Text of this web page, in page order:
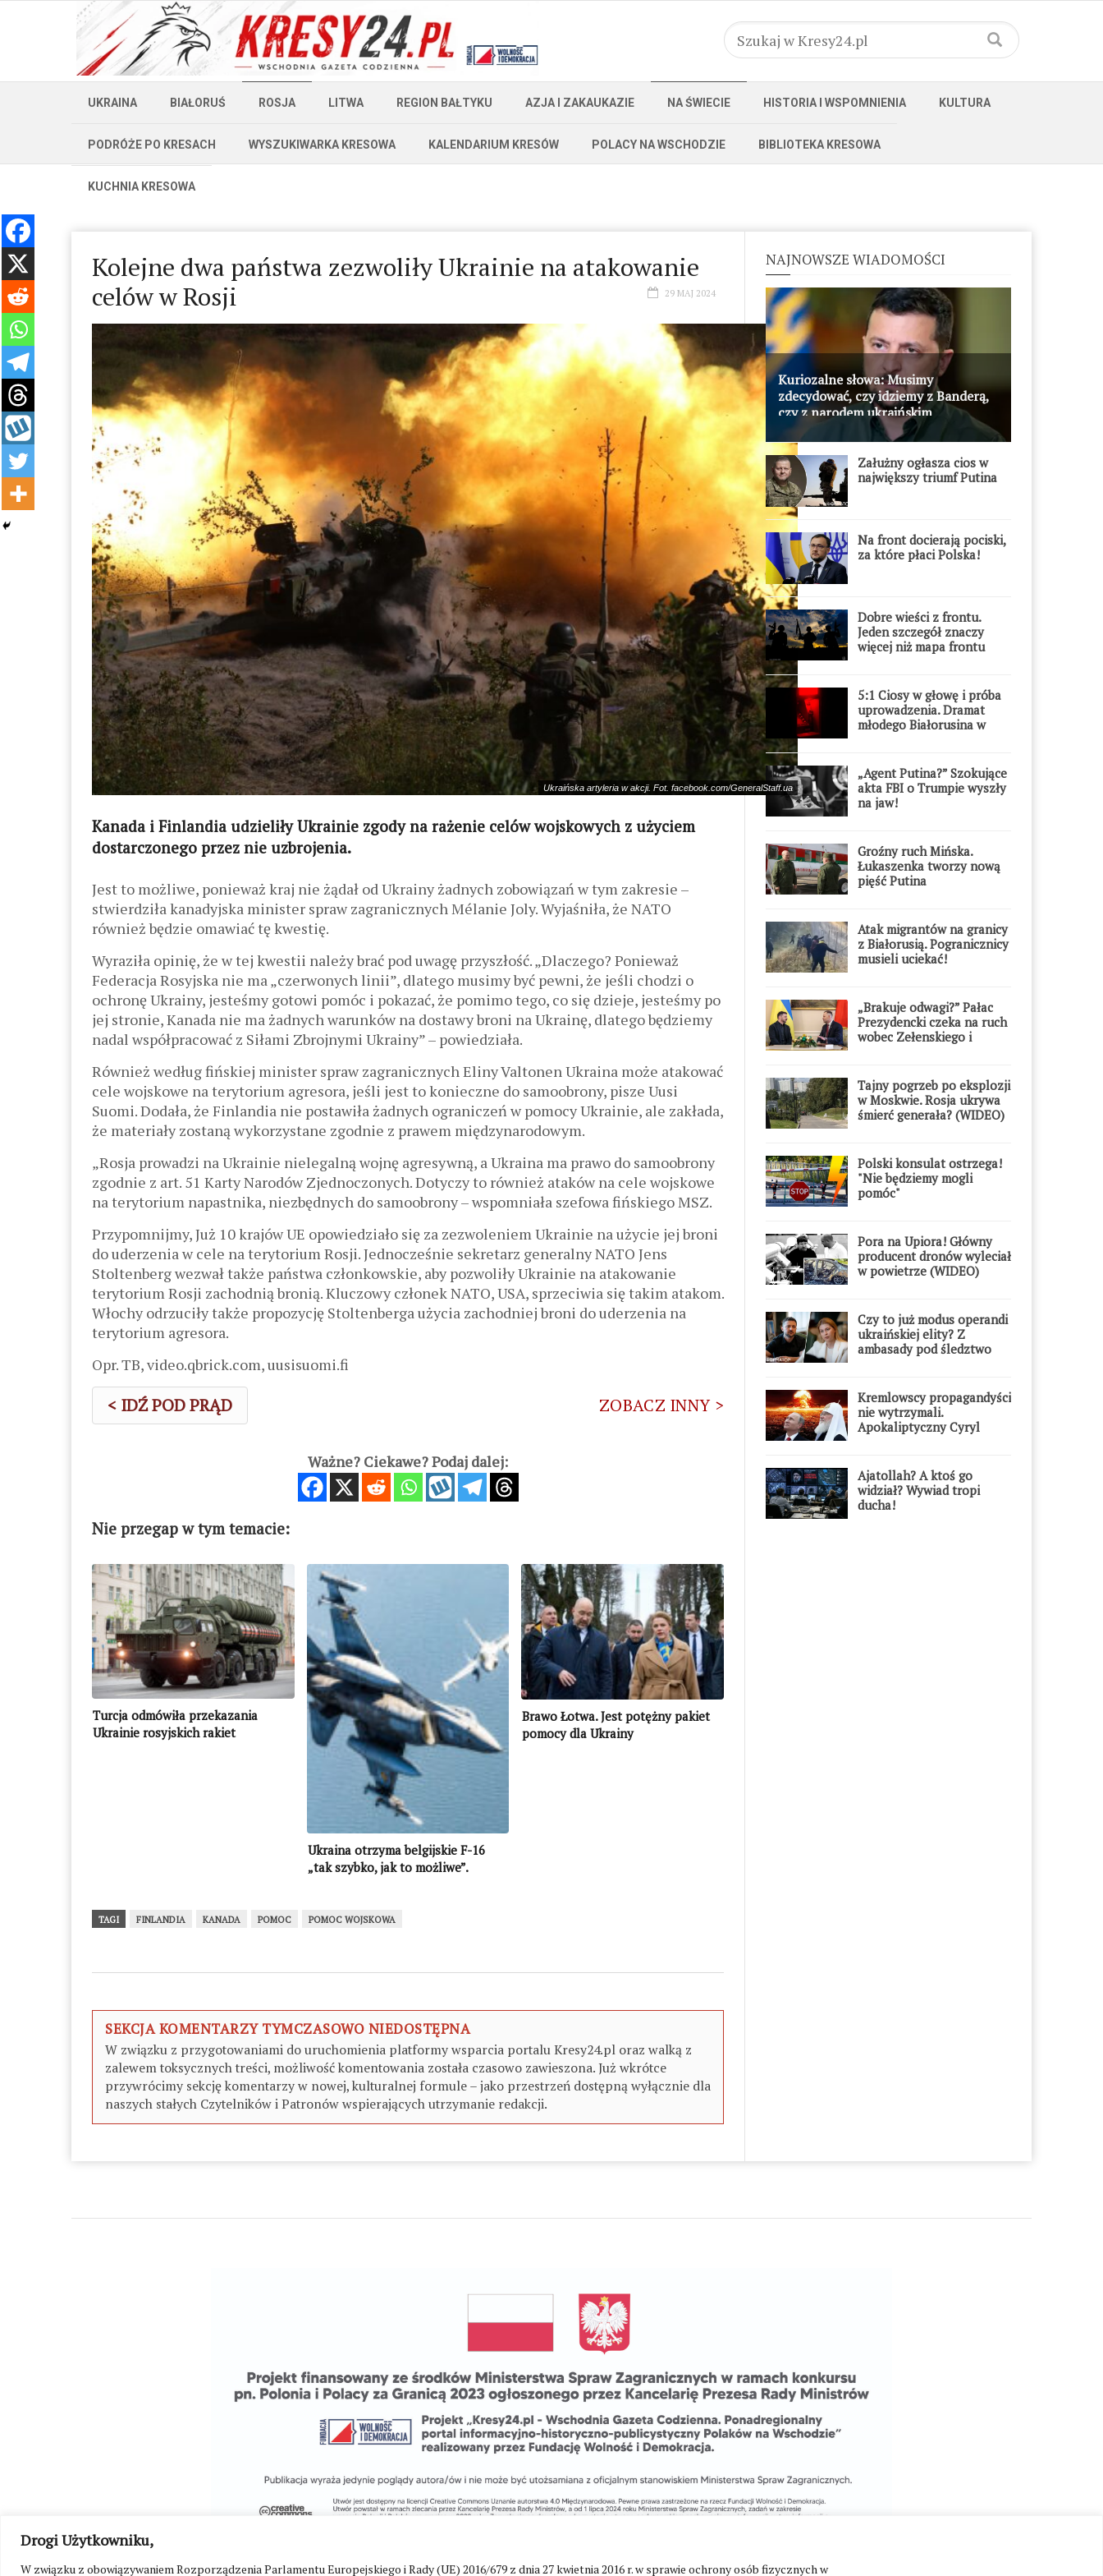
Drogi Użytkowniku,
W związku z obowiązywaniem Rozporządzenia Parlamentu Europejskiego i Rady (UE) 2016/679 z dnia 27 kwietnia 2016 r. w sprawie ochrony osób fizycznych w
UKRAINA BIAŁORUŚ ROSJA LITWA REGION BAŁTYKU AZJA I ZAKAUKAZIE NA ŚWIECIE HISTORIA I WSPOMNIENIA KULTURA
PODRÓŻE PO KRESACH WYSZUKIWARKA KRESOWA KALENDARIUM KRESÓW POLACY NA WSCHODZIE BIBLIOTEKA KRESOWA
KUCHNIA KRESOWA
Kolejne dwa państwa zezwoliły Ukrainie na atakowanie
celów w Rosji
29 MAJ 2024
Ukraińska artyleria w akcji. Fot. facebook.com/GeneralStaff.ua
Kanada i Finlandia udzieliły Ukrainie zgody na rażenie celów wojskowych z użyciem
dostarczonego przez nie uzbrojenia.
Jest to możliwe, ponieważ kraj nie żądał od Ukrainy żadnych zobowiązań w tym zakresie –
stwierdziła kanadyjska minister spraw zagranicznych Mélanie Joly. Wyjaśniła, że ​​NATO
również będzie omawiać tę kwestię.
Wyraziła opinię, że w tej kwestii należy brać pod uwagę przyszłość. „Dlaczego? Ponieważ
Federacja Rosyjska nie ma „czerwonych linii”, dlatego musimy być pewni, że jeśli chodzi o
ochronę Ukrainy, jesteśmy gotowi pomóc i pokazać, że pomimo tego, co się dzieje, jesteśmy po
jej stronie, Kanada nie ma żadnych warunków na dostawy broni na Ukrainę, dlatego będziemy
nadal współpracować z Siłami Zbrojnymi Ukrainy” – powiedziała.
Również według fińskiej minister spraw zagranicznych Eliny Valtonen Ukraina może atakować
cele wojskowe na terytorium agresora, jeśli jest to konieczne do samoobrony, pisze Uusi
Suomi. Dodała, że ​​Finlandia nie postawiła żadnych ograniczeń w pomocy Ukrainie, ale zakłada,
że ​​materiały zostaną wykorzystane zgodnie z prawem międzynarodowym.
„Rosja prowadzi na Ukrainie nielegalną wojnę agresywną, a Ukraina ma prawo do samoobrony
zgodnie z art. 51 Karty Narodów Zjednoczonych. Dotyczy to również ataków na cele wojskowe
na terytorium napastnika, niezbędnych do samoobrony – wspomniała szefowa fińskiego MSZ.
Przypomnijmy, Już 10 krajów UE opowiedziało się za zezwoleniem Ukrainie na użycie jej broni
do uderzenia w cele na terytorium Rosji. Jednocześnie sekretarz generalny NATO Jens
Stoltenberg wezwał także państwa członkowskie, aby pozwoliły Ukrainie na atakowanie
terytorium Rosji zachodnią bronią. Kluczowy członek NATO, USA, sprzeciwia się takim atakom.
Włochy odrzuciły także propozycję Stoltenberga użycia zachodniej broni do uderzenia na
terytorium agresora.
Opr. TB, video.qbrick.com, uusisuomi.fi
< IDŹ POD PRĄD ZOBACZ INNY >
Ważne? Ciekawe? Podaj dalej:
Nie przegap w tym temacie:
Turcja odmówiła przekazania
Ukrainie rosyjskich rakiet
Ukraina otrzyma belgijskie F-16
„tak szybko, jak to możliwe”.
Brawo Łotwa. Jest potężny pakiet
pomocy dla Ukrainy
TAGI FINLANDIA KANADA POMOC POMOC WOJSKOWA
SEKCJA KOMENTARZY TYMCZASOWO NIEDOSTĘPNA
W związku z przygotowaniami do uruchomienia platformy wsparcia portalu Kresy24.pl oraz walką z
zalewem toksycznych treści, możliwość komentowania została czasowo zawieszona. Już wkrótce
przywrócimy sekcję komentarzy w nowej, kulturalnej formule – jako przestrzeń dostępną wyłącznie dla
naszych stałych Czytelników i Patronów wspierających utrzymanie redakcji.
NAJNOWSZE WIADOMOŚCI
Kuriozalne słowa: Musimy
zdecydować, czy idziemy z Banderą,
czy z narodem ukraińskim
Załużny ogłasza cios w
największy triumf Putina
Na front docierają pociski,
za które płaci Polska!
Dobre wieści z frontu.
Jeden szczegół znaczy
więcej niż mapa frontu
5:1 Ciosy w głowę i próba
uprowadzenia. Dramat
młodego Białorusina w
„Agent Putina?” Szokujące
akta FBI o Trumpie wyszły
na jaw!
Groźny ruch Mińska.
Łukaszenka tworzy nową
pięść Putina
Atak migrantów na granicy
z Białorusią. Pogranicznicy
musieli uciekać!
„Brakuje odwagi?” Pałac
Prezydencki czeka na ruch
wobec Zełenskiego i
Tajny pogrzeb po eksplozji
w Moskwie. Rosja ukrywa
śmierć generała? (WIDEO)
Polski konsulat ostrzega!
"Nie będziemy mogli
pomóc"
Pora na Upiora! Główny
producent dronów wyleciał
w powietrze (WIDEO)
Czy to już modus operandi
ukraińskiej elity? Z
ambasady pod śledztwo
Kremlowscy propagandyści
nie wytrzymali.
Apokaliptyczny Cyryl
Ajatollah? A ktoś go
widział? Wywiad tropi
ducha!